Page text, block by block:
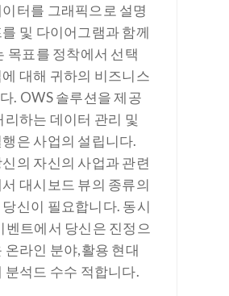
터를 그래픽으로 설명
및 다이어그램과 함께
목표를 정착에서 선택
대해 귀하의 비즈니스
. OWS 솔루션을 제공
리하는 데이터 관리 및
은 사업의 설립니다.
의 자신의 사업과 관련
대시보드 뷰의 종류의
신이 필요합니다. 동시
벤트에서 당신은 진정으
온라인 분야,활용 현대
분석드 수수 적합니다.